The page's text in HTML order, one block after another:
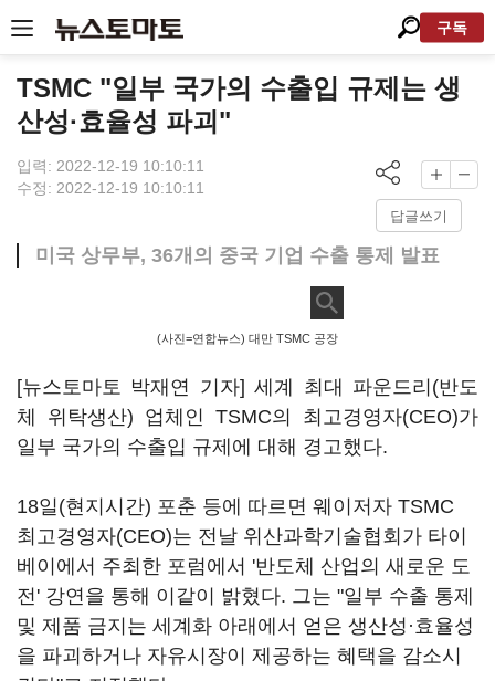
구독
TSMC "일부 국가의 수출입 규제는 생
산성·효율성 파괴"
입력: 2022-12-19 10:10:11
수정: 2022-12-19 10:10:11
답글쓰기
미국 상무부, 36개의 중국 기업 수출 통제 발표
(사진=연합뉴스) 대만 TSMC 공장
[뉴스토마토 박재연 기자] 세계 최대 파운드리(반도
체 위탁생산) 업체인 TSMC의 최고경영자(CEO)가
일부 국가의 수출입 규제에 대해 경고했다.
18일(현지시간) 포춘 등에 따르면 웨이저자 TSMC
최고경영자(CEO)는 전날 위산과학기술협회가 타이
베이에서 주최한 포럼에서 '반도체 산업의 새로운 도
전' 강연을 통해 이같이 밝혔다. 그는 "일부 수출 통제
및 제품 금지는 세계화 아래에서 얻은 생산성·효율성
을 파괴하거나 자유시장이 제공하는 혜택을 감소시